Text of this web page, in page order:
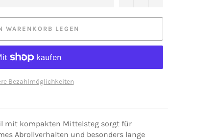
WARENKORB LEGEN
Bezahlmöglichkeiten
mit kompakten Mittelsteg sorgt für
Abrollverhalten und besonders lange